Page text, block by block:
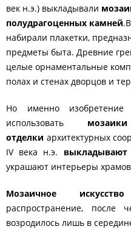
век н.э.) выкладывали
полудрагоценных камней
набирали плакетки,
предметы быта. Древние
целые орнаментальные
полах и стенах дворцов и
Но именно изобретение
использовать
отделки архитектурных
IV века н.э.
украшают интерьеры храмов
Мозаичное искусство
распространение, после
возродилось лишь в